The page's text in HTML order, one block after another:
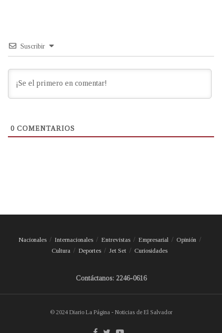
Suscribir
0 COMENTARIOS
Nacionales Internacionales Entrevistas Empresarial
Opinión
Cultura
Deportes Jet Set Curiosidades
Contáctanos: 2246-0616
© 2024 Diario La Página - Noticias de El Salvador